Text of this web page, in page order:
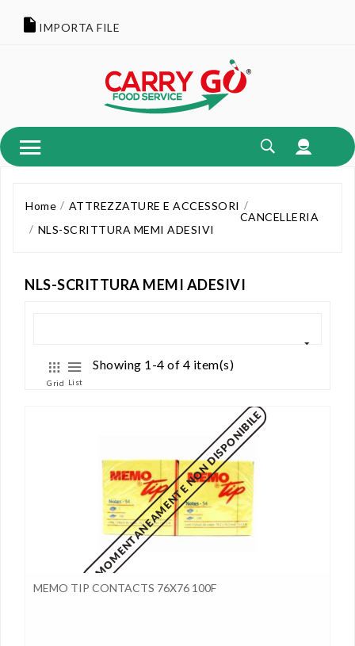
IMPORTA FILE
Home
ATTREZZATURE E ACCESSORI
CANCELLERIA
NLS-SCRITTURA MEMI ADESIVI
NLS-SCRITTURA MEMI ADESIVI
Grid List
Showing 1-4 of 4 item(s)
MOMENTANEAMENTE NON DISPONIBILE
MEMO TIP CONTACTS 76X76 100F